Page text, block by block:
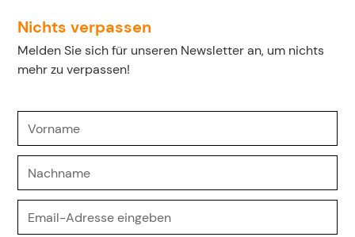
Nichts verpassen
Melden Sie sich für unseren Newsletter an, um nichts
mehr zu verpassen!